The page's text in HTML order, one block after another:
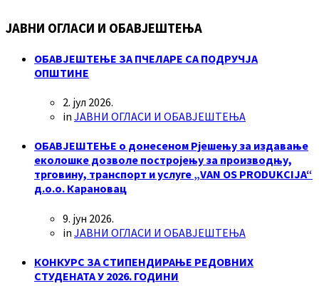
ЈАВНИ ОГЛАСИ И ОБАВЈЕШТЕЊА
ОБАВЈЕШТЕЊЕ ЗА ПЧЕЛАРЕ СА ПОДРУЧЈА
ОПШТИНЕ
2. јул 2026.
in ЈАВНИ ОГЛАСИ И ОБАВЈЕШТЕЊА
ОБАВЈЕШТЕЊЕ о донесеном Рјешењу за издавање
еколошке дозволе постројењу за производњу,
трговину, транспорт и услуге „VAN OS PRODUKCIJA“
д.о.о. Карановац
9. јун 2026.
in ЈАВНИ ОГЛАСИ И ОБАВЈЕШТЕЊА
КОНКУРС ЗА СТИПЕНДИРАЊЕ РЕДОВНИХ
СТУДЕНАТА У 2026. ГОДИНИ